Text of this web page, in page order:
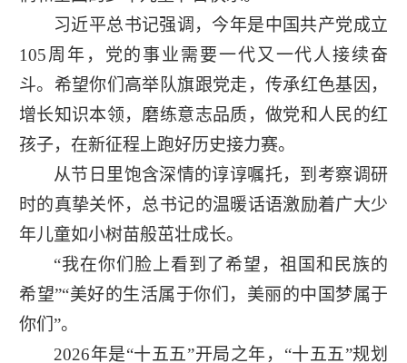
习近平总书记强调，今年是中国共产党成立
105周年，党的事业需要一代又一代人接续奋
斗。希望你们高举队旗跟党走，传承红色基因，
增长知识本领，磨练意志品质，做党和人民的红
孩子，在新征程上跑好历史接力赛。
从节日里饱含深情的谆谆嘱托，到考察调研
时的真挚关怀，总书记的温暖话语激励着广大少
年儿童如小树苗般茁壮成长。
“我在你们脸上看到了希望，祖国和民族的
希望”“美好的生活属于你们，美丽的中国梦属于
你们”。
2026年是“十五五”开局之年，“十五五”规划